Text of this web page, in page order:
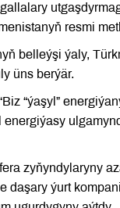
resmi
belleýşi ýaly,
üns berýär.
“ýaşyl”
zyňyndylaryny
daşary ýurt